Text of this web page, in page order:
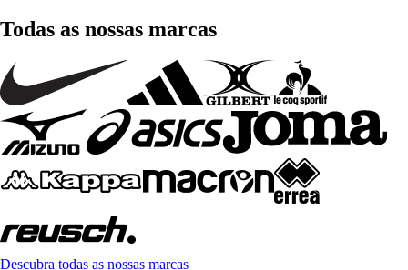
Todas as nossas marcas
Descubra todas as nossas marcas